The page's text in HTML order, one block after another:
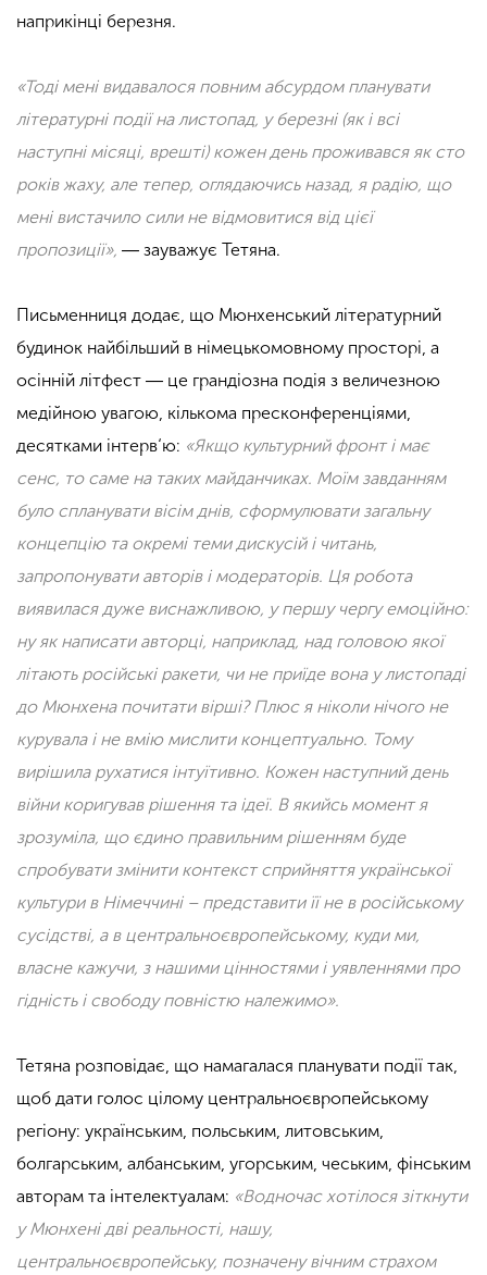
наприкінці березня.
«Тоді мені видавалося повним абсурдом планувати
літературні події на листопад, у березні (як і всі
наступні місяці, врешті) кожен день проживався як сто
років жаху, але тепер, оглядаючись назад, я радію, що
мені вистачило сили не відмовитися від цієї
пропозиції», ― зауважує Тетяна.
Письменниця додає, що Мюнхенський літературний
будинок найбільший в німецькомовному просторі, а
осінній літфест ― це грандіозна подія з величезною
медійною увагою, кількома пресконференціями,
десятками інтерв‘ю: «Якщо культурний фронт і має
сенс, то саме на таких майданчиках. Моїм завданням
було спланувати вісім днів, сформулювати загальну
концепцію та окремі теми дискусій і читань,
запропонувати авторів і модераторів. Ця робота
виявилася дуже виснажливою, у першу чергу емоційно:
ну як написати авторці, наприклад, над головою якої
літають російські ракети, чи не приїде вона у листопаді
до Мюнхена почитати вірші? Плюс я ніколи нічого не
курувала і не вмію мислити концептуально. Тому
вирішила рухатися інтуїтивно. Кожен наступний день
війни коригував рішення та ідеї. В якийсь момент я
зрозуміла, що єдино правильним рішенням буде
спробувати змінити контекст сприйняття української
культури в Німеччині – представити її не в російському
сусідстві, а в центральноєвропейському, куди ми,
власне кажучи, з нашими цінностями і уявленнями про
гідність і свободу повністю належимо».
Тетяна розповідає, що намагалася планувати події так,
щоб дати голос цілому центральноєвропейському
регіону: українським, польським, литовським,
болгарським, албанським, угорським, чеським, фінським
авторам та інтелектуалам: «Водночас хотілося зіткнути
у Мюнхені дві реальності, нашу,
центральноєвропейську, позначену вічним страхом